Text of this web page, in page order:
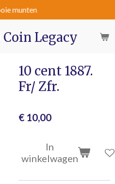
Legacy
munten
10 cent 1887.
Fr/ Zfr.
€ 10,00
In
winkelwagen